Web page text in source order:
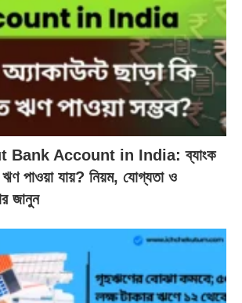
Bank Account in India: ব্যাংক
ঋণ পাওয়া যায়? নিয়ম, যোগ্যতা ও
জানুন